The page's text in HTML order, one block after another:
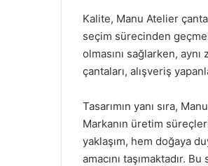
Kalite, Manu Atelier
seçim sürecinden
olmasını sağlarken,
çantaları, alışveriş
Tasarımın yanı sıra,
Markanın üretim
yaklaşım, hem doğaya
amacını taşımaktadır.